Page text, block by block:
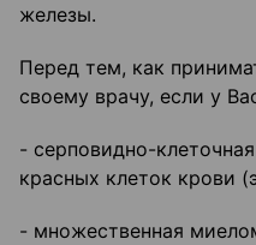
железы.
Перед тем, как
своему врачу, если у
- серповидно-
красных клеток крови
- множественная